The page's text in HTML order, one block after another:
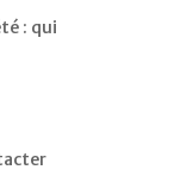
: qui